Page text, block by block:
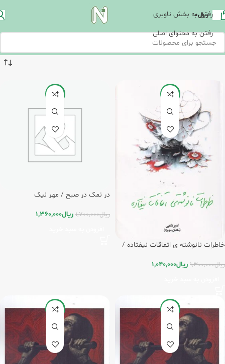
رفتن به بخش ناوبری
رفتن به محتوای اصلی
ریال0
-20%
خاطرات نانوشته ی اتفاقات نیفتاده /
ریال1,300,000 ریال1,040,000
-20%
در نمک در صبح / مهر نیک
ریال1,700,000 ریال1,360,000
-20%
-20%